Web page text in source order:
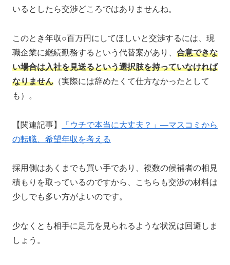
いるとしたら交渉どころではありませんね。
このとき年収○百万円にしてほしいと交渉するには、現
職企業に継続勤務するという代替案があり、 合意できな
い場合は入社を見送るという選択肢を持っていなければ
なりません （実際には辞めたくて仕方なかったとして
も）。
【関連記事】
「ウチで本当に大丈夫？」—マスコミから
の転職、希望年収を考える
採用側はあくまでも買い手であり、複数の候補者の相見
積もりを取っているのですから、こちらも交渉の材料は
少しでも多い方がよいのです。
少なくとも相手に足元を見られるような状況は回避しま
しょう。